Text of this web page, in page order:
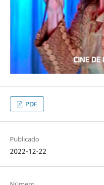
PDF
Publicado
2022-12-22